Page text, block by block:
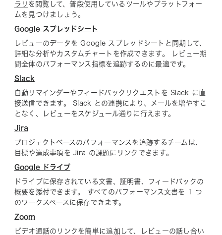
ラリ を閲覧して、普段使用しているツールやプラットフォー
ムを見つけましょう。
Google スプレッドシート
レビューのデータを Google スプレッドシートと同期して、
詳細な分析やカスタムチャートを作成できます。 レビュー期
間全体のパフォーマンス指標を追跡するのに最適です。
Slack
自動リマインダーやフィードバックリクエストを Slack に直
接送信できます。 Slack との連携により、メールを増やすこ
となく、レビューをスケジュール通りに行えます。
Jira
プロジェクトベースのパフォーマンスを追跡するチームは、
目標や達成事項を Jira の課題にリンクできます。
Google ドライブ
ドライブに保存されている文書、証明書、フィードバックの
概要を添付できます。 すべてのパフォーマンス文書を 1 つ
のワークスペースに保存できます。
Zoom
ビデオ通話のリンクを簡単に追加して、レビューの話し合い